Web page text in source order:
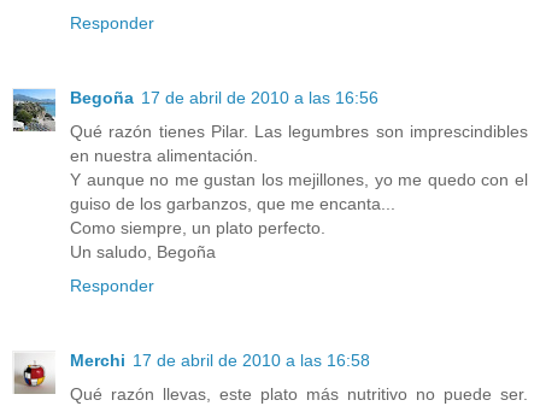
Responder
Begoña 17 de abril de 2010 a las 16:56
Qué razón tienes Pilar. Las legumbres son imprescindibles
en nuestra alimentación.
Y aunque no me gustan los mejillones, yo me quedo con el
guiso de los garbanzos, que me encanta...
Como siempre, un plato perfecto.
Un saludo, Begoña
Responder
Merchi 17 de abril de 2010 a las 16:58
Qué razón llevas, este plato más nutritivo no puede ser.